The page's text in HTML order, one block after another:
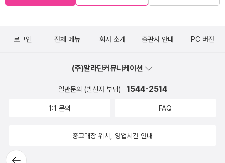
뒤로가
로그인 전체 메뉴 회사 소개 출판사 안내 PC 버전
(주)알라딘커뮤니케이션
일반문의 (발신자 부담) 1544-2514
1:1 문의 FAQ
중고매장 위치, 영업시간 안내